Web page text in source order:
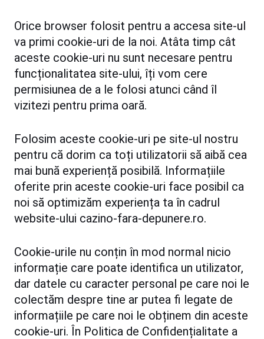
Orice browser folosit pentru a accesa site-ul
va primi cookie-uri de la noi. Atâta timp cât
aceste cookie-uri nu sunt necesare pentru
funcționalitatea site-ului, îți vom cere
permisiunea de a le folosi atunci când îl
vizitezi pentru prima oară.
Folosim aceste cookie-uri pe site-ul nostru
pentru că dorim ca toți utilizatorii să aibă cea
mai bună experiență posibilă. Informațiile
oferite prin aceste cookie-uri face posibil ca
noi să optimizăm experiența ta în cadrul
website-ului cazino-fara-depunere.ro.
Cookie-urile nu conțin în mod normal nicio
informație care poate identifica un utilizator,
dar datele cu caracter personal pe care noi le
colectăm despre tine ar putea fi legate de
informațiile pe care noi le obținem din aceste
cookie-uri. În Politica de Confidențialitate a